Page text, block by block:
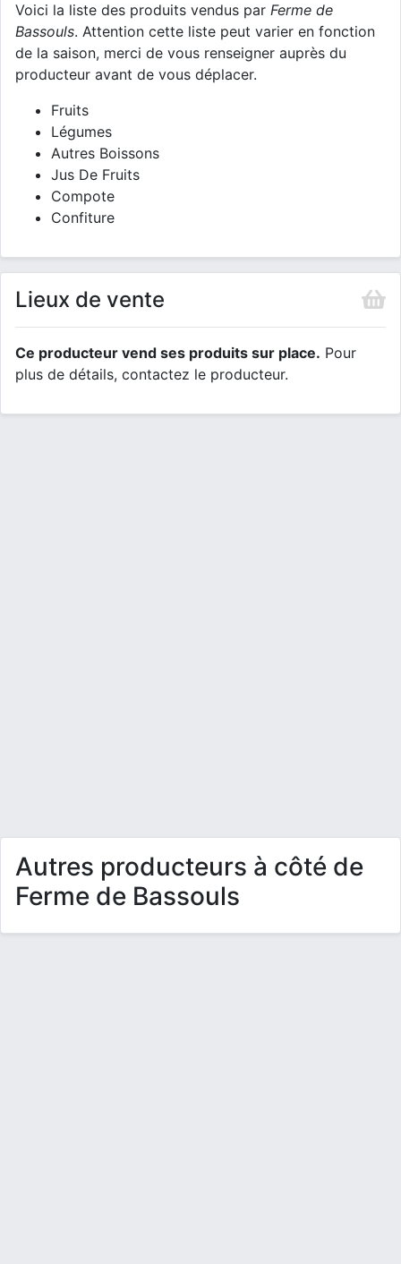
Voici la liste des produits vendus par Ferme de
Bassouls. Attention cette liste peut varier en fonction
de la saison, merci de vous renseigner auprès du
producteur avant de vous déplacer.
Fruits
Légumes
Autres Boissons
Jus De Fruits
Compote
Confiture
Lieux de vente
Ce producteur vend ses produits sur place. Pour
plus de détails, contactez le producteur.
Autres producteurs à côté de
Ferme de Bassouls